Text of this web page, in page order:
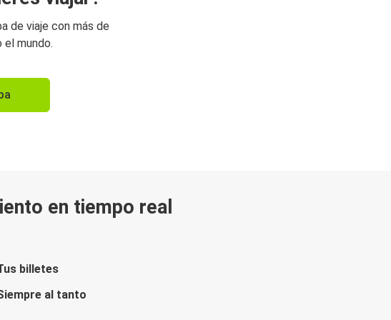
de viaje con más de
mundo.
en tiempo real
billetes
al tanto